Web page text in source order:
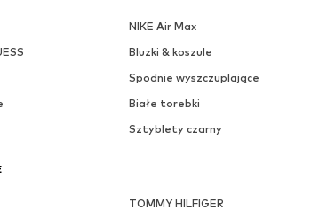
NIKE Air Max
Bluzki & koszule
Spodnie wyszczuplające
Białe torebki
Sztyblety czarny
TOMMY HILFIGER